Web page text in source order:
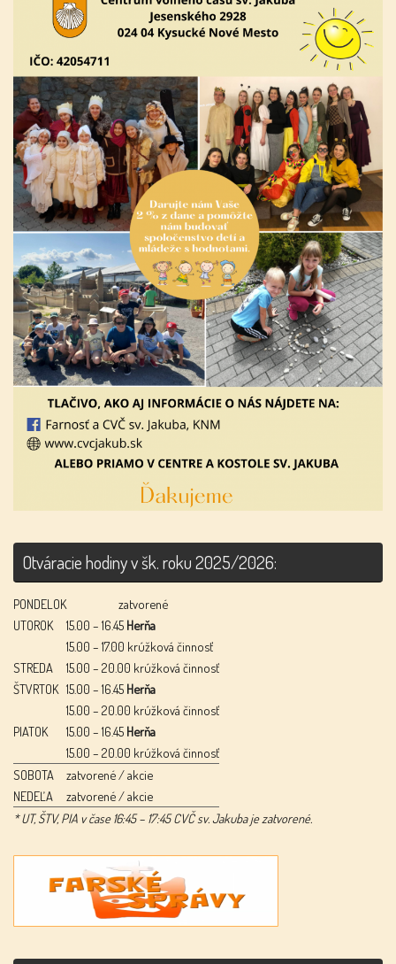
Otváracie hodiny v šk. roku 2025/2026:
PONDELOK
zatvorené
UTOROK
15.00 – 16.45 Herňa
15.00 – 17.00 krúžková činnosť
STREDA
15.00 – 20.00 krúžková činnosť
ŠTVRTOK 15.00 – 16.45 Herňa
15.00 – 20.00 krúžková činnosť
PIATOK
15.00 – 16.45 Herňa
15.00 – 20.00 krúžková činnosť
SOBOTA
zatvorené / akcie
NEDEĽA
zatvorené / akcie
* UT, ŠTV, PIA v čase 16:45 – 17:45 CVČ sv. Jakuba je zatvorené.